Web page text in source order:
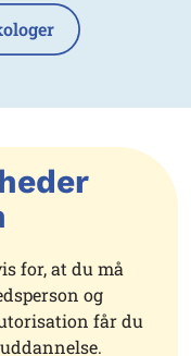
for, at du må
og
får du